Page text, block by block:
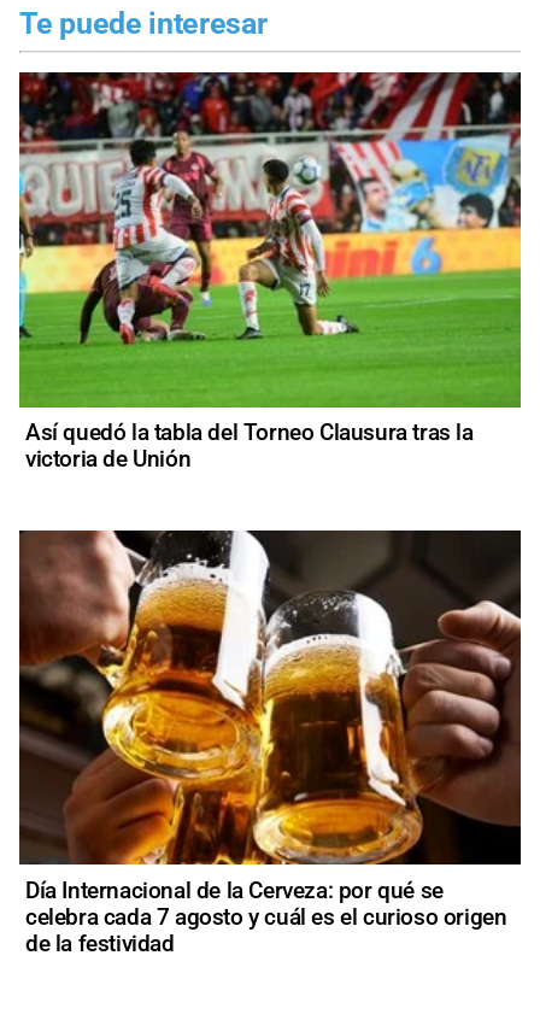
Te puede interesar
Así quedó la tabla del Torneo Clausura tras la
victoria de Unión
Día Internacional de la Cerveza: por qué se
celebra cada 7 agosto y cuál es el curioso origen
de la festividad